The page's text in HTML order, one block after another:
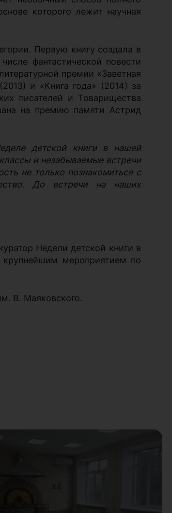
которого лежит научная
Первую книгу создала в
фантастической повести
премии «Заветная
и «Книга года» (2014) за
писателей и Товарищества
на премию памяти Астрид
детской книги в нашей
и незабываемые встречи
не только познакомиться с
До встречи на наших
Недели детской книги в
крупнейшим мероприятием по
В. Маяковского.